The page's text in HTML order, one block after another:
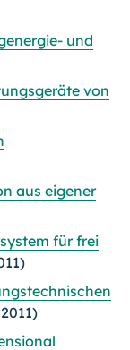
und
von
aus eigener
für frei